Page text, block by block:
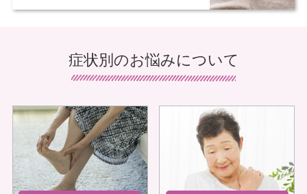
症状別のお悩みについて
例えば、介護施設などで介護保険の利用枠を使い切っている方で
も医療保険を使用して治療を受けることが出来るので、医療費の
リハビリデイサービスについて